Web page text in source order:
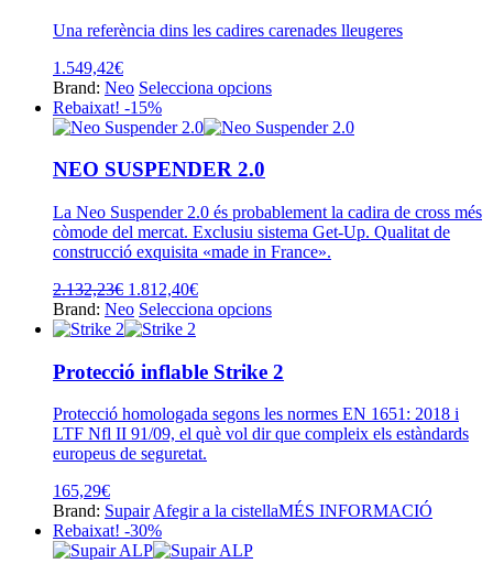
opcions
es
la
pàgina
Una referència dins les cadires carenades lleugeres
1.549,42€
Brand: Neo Selecciona opcionsAquest
té
opcions
es
poden
triar
la
producte
Rebaixat! -15%
NEO SUSPENDER 2.0
La Neo Suspender 2.0 és probablement la cadira de cross més
còmode del mercat. Exclusiu sistema Get-Up. Qualitat de
construcció exquisita «made in France».
2.132,23€ El
preu
original
2.132,23€.
1.812,40€El
preu
1.812,40€.
Brand: Neo Selecciona opcionsAquest
diverses
variants.
Les
opcions
es
a
Protecció inflable Strike 2
Protecció homologada segons les normes EN 1651: 2018 i
LTF Nfl II 91/09, el què vol dir que compleix els estàndards
europeus de seguretat.
165,29€
Brand: Supair Afegir a la cistellaMÉS INFORMACIÓ
Rebaixat! -30%